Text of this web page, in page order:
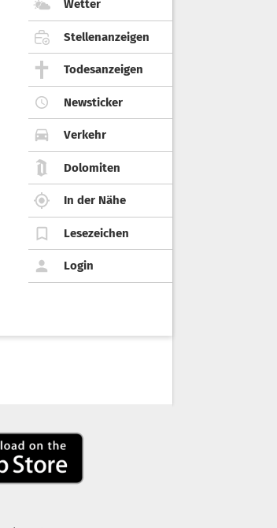
Wetter
Stellenanzeigen
Todesanzeigen
Newsticker
Verkehr
Dolomiten
In der Nähe
Lesezeichen
Login